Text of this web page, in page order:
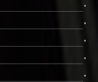
+
+
+
+
+